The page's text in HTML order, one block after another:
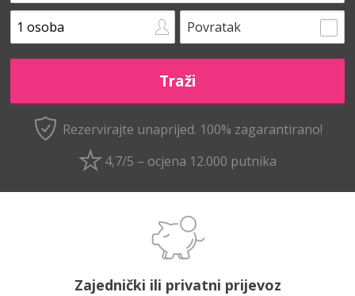
Povratak
Rezervirajte unaprijed. 100% zagarantirano!
4,7/5 – ocjena 12.000 putnika
Zajednički ili privatni prijevoz